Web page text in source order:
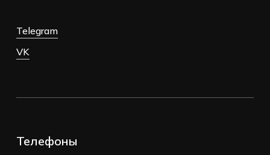
Telegram
VK
Телефоны